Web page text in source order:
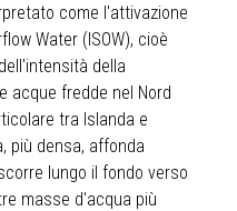
come l'attivazione
Water (ISOW), cioè
della
acque fredde nel Nord
tra Islanda e
più densa, affonda
lungo il fondo verso
masse d'acqua più